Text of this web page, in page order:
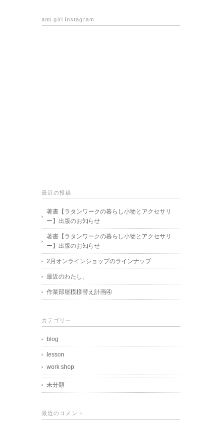
ami girl Instagram
最近の投稿
著書【ラタンワークの暮らし小物とアクセサリ
ー】出版のお知らせ
著書【ラタンワークの暮らし小物とアクセサリ
ー】出版のお知らせ
2月オンラインショップのラインナップ
最近のわたし。
作業部屋模様替え計画④
カテゴリー
blog
lesson
work shop
未分類
最近のコメント